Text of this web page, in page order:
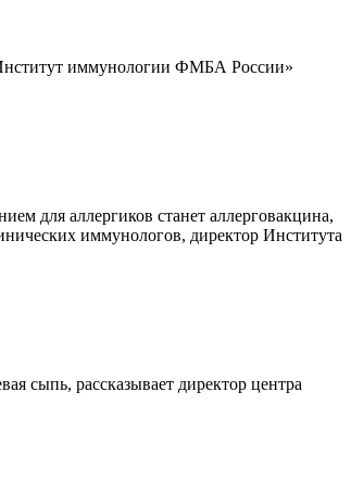
иммунологии ФМБА России»
для аллергиков станет аллерговакцина,
иммунологов, директор Института
сыпь, рассказывает директор центра